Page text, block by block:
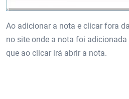
Ao adicionar a nota e clicar fora
no site onde a nota foi
que ao clicar irá abrir a nota.